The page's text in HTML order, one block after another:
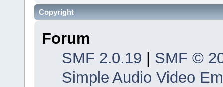
Copyright
Forum
SMF 2.0.19
SMF ©
Simple Audio Video